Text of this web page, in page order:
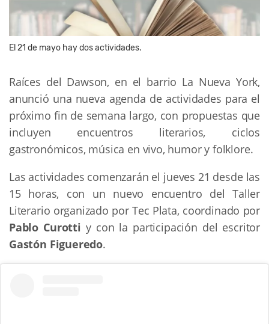
El 21 de mayo hay dos actividades.
Raíces del Dawson, en el barrio La Nueva York,
anunció una nueva agenda de actividades para el
próximo fin de semana largo, con propuestas que
incluyen encuentros literarios, ciclos
gastronómicos, música en vivo, humor y folklore.
Las actividades comenzarán el jueves 21 desde las
15 horas, con un nuevo encuentro del Taller
Literario organizado por Tec Plata, coordinado por
Pablo Curotti y con la participación del escritor
Gastón Figueredo.